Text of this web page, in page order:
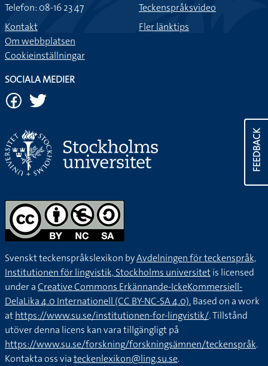
FEEDBACK
Telefon: 08-16 23 47
Kontakt
Om webbplatsen
Cookieinställningar
Teckenspråksvideo
Fler länktips
SOCIALA MEDIER
Svenskt teckenspråkslexikon byAvdelningen för teckenspråk,
Institutionen för lingvistik, Stockholms universitetis licensed
under aCreative Commons Erkännande-IckeKommersiell-
DelaLika 4.0 Internationell (CC BY-NC-SA 4.0).Based on a work
athttps://www.su.se/institutionen-for-lingvistik/. Tillstånd
utöver denna licens kan vara tillgängligt på
https://www.su.se/forskning/forskningsämnen/teckenspråk.
Kontakta oss viateckenlexikon@ling.su.se.